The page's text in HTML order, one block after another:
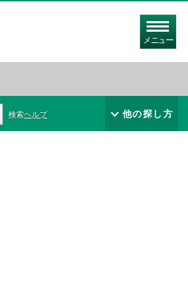
メニュー
検索ヘルプ 他の探し方